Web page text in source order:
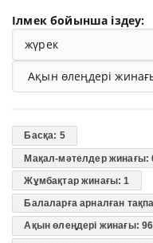
Ілмек бойынша іздеу:
Басқа: 5
Мақал-мәтелдер жинағы:
Жұмбақтар жинағы: 1
Балаларға арналған
Ақын өлеңдері жинағы: